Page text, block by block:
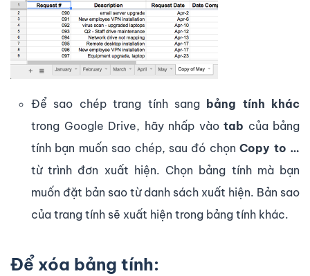
Để sao chép trang tính sang bảng tính khác
trong Google Drive, hãy nhấp vào tab của bảng
tính bạn muốn sao chép, sau đó chọnCopy to …
từ trình đơn xuất hiện. Chọn bảng tính mà bạn
muốn đặt bản sao từ danh sách xuất hiện. Bản sao
của trang tính sẽ xuất hiện trong bảng tính khác.
Để xóa bảng tính: